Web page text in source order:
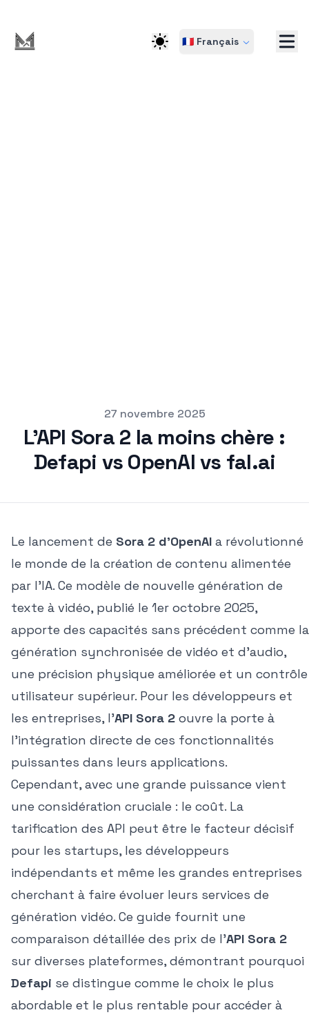
🇫🇷 Français
27 novembre 2025
L'API Sora 2 la moins chère :
Defapi vs OpenAI vs fal.ai
Le lancement de Sora 2 d'OpenAI a révolutionné
le monde de la création de contenu alimentée
par l'IA. Ce modèle de nouvelle génération de
texte à vidéo, publié le 1er octobre 2025,
apporte des capacités sans précédent comme la
génération synchronisée de vidéo et d'audio,
une précision physique améliorée et un contrôle
utilisateur supérieur. Pour les développeurs et
les entreprises, l'API Sora 2 ouvre la porte à
l'intégration directe de ces fonctionnalités
puissantes dans leurs applications.
Cependant, avec une grande puissance vient
une considération cruciale : le coût. La
tarification des API peut être le facteur décisif
pour les startups, les développeurs
indépendants et même les grandes entreprises
cherchant à faire évoluer leurs services de
génération vidéo. Ce guide fournit une
comparaison détaillée des prix de l'API Sora 2
sur diverses plateformes, démontrant pourquoi
Defapi se distingue comme le choix le plus
abordable et le plus rentable pour accéder à